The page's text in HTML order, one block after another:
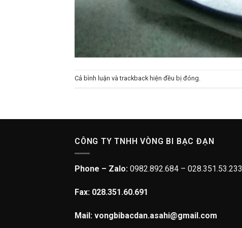
Cả bình luận và trackback hiện đều bị đóng.
CÔNG TY TNHH VÒNG BI BẠC ĐẠN
Phone – Zalo: 0982.892.684 – 028.351.53.233
Fax: 028.351.60.691
Mail: vongbibacdan.asahi@gmail.com